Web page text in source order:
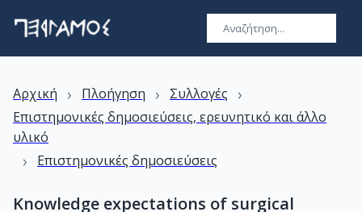
Αρχική › Πλοήγηση › Συλλογές ›
Επιστημονικές δημοσιεύσεις, ερευνητικό και άλλο
υλικό
› Επιστημονικές δημοσιεύσεις
Knowledge expectations of surgical